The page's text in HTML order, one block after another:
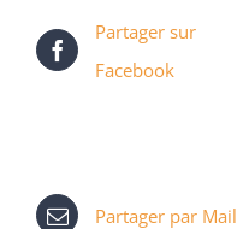
Partager sur
Facebook
Partager par Mail